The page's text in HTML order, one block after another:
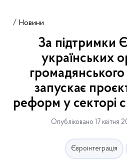
Новини
За підтримки
українських
громадянського
запускає
реформ у секторі
Опубліковано 17 квітня
Євроінтеграція